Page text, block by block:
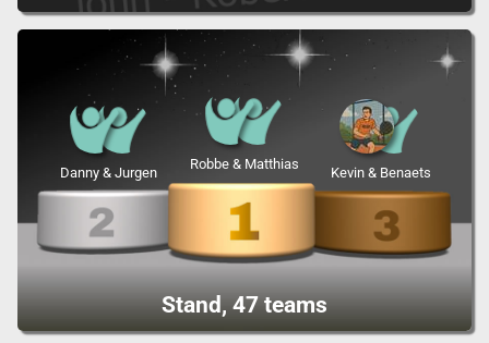
Stand, 47 teams
Robbe & Matthias
Danny & Jurgen Kevin & Benaets